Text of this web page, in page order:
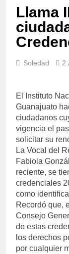
Llama
Soledad 2
El Instituto
Guanajuato
ciudadanos
vigencia el
solicitar su
La Vocal del
Fabiola
reciente, se
credenciales
como
Recordó que,
Consejo
de estas
los derechos
por cualquier